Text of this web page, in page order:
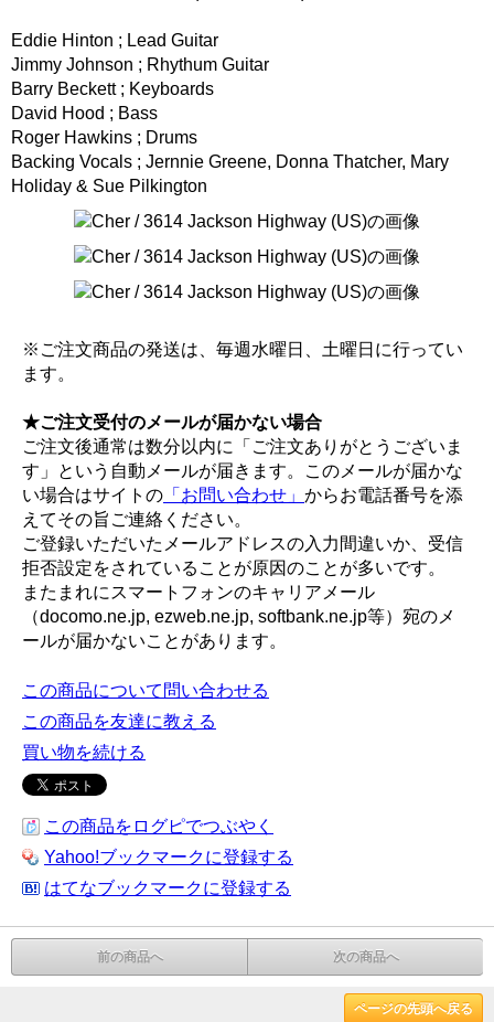
Eddie Hinton ; Lead Guitar
Jimmy Johnson ; Rhythum Guitar
Barry Beckett ; Keyboards
David Hood ; Bass
Roger Hawkins ; Drums
Backing Vocals ; Jernnie Greene, Donna Thatcher, Mary
Holiday & Sue Pilkington
※ご注文商品の発送は、毎週水曜日、土曜日に行ってい
ます。
★ご注文受付のメールが届かない場合
ご注文後通常は数分以内に「ご注文ありがとうございま
す」という自動メールが届きます。このメールが届かな
い場合はサイトの 「お問い合わせ」 からお電話番号を添
えてその旨ご連絡ください。
ご登録いただいたメールアドレスの入力間違いか、受信
拒否設定をされていることが原因のことが多いです。
またまれにスマートフォンのキャリアメール
（docomo.ne.jp, ezweb.ne.jp, softbank.ne.jp等）宛のメ
ールが届かないことがあります。
この商品について問い合わせる
この商品を友達に教える
買い物を続ける
この商品をログピでつぶやく
Yahoo!ブックマークに登録する
はてなブックマークに登録する
前の商品へ 次の商品へ
ページの先頭へ戻る